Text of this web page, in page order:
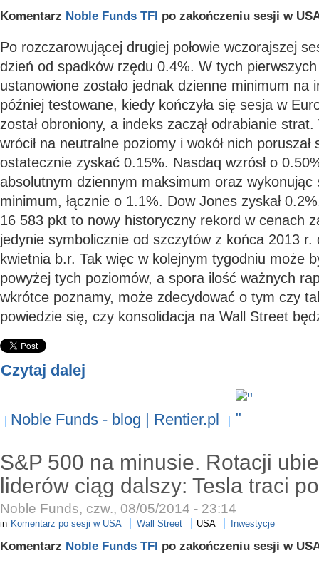
Komentarz Noble Funds TFI po zakończeniu sesji w
Po rozczarowującej drugiej połowie wczorajszej
dzień od spadków rzędu 0.4%. W tych
ustanowione zostało jednak dzienne minimum na
później testowane, kiedy kończyła się sesja w
został obroniony, a indeks zaczął odrabianie
wrócił na neutralne poziomy i wokół nich
ostatecznie zyskać 0.15%. Nasdaq wzrósł o
absolutnym dziennym maksimum oraz
minimum, łącznie o 1.1%. Dow Jones zyskał
16 583 pkt to nowy historyczny rekord w cenach
jedynie symbolicznie od szczytów z końca 2013
kwietnia b.r. Tak więc w kolejnym tygodniu może
powyżej tych poziomów, a spora ilość ważnych
wkrótce poznamy, może zdecydować o tym czy
powiedzie się, czy konsolidacja na Wall Street
Czytaj dalej
Noble Funds - blog | Rentier.pl
S&P 500 na minusie. Rotacji
liderów ciąg dalszy: Tesla traci
Noble Funds, czw., 08/05/2014 - 23:14
in Komentarz po sesji w USA Wall Street USA Inwestycje
Komentarz Noble Funds TFI po zakończeniu sesji w